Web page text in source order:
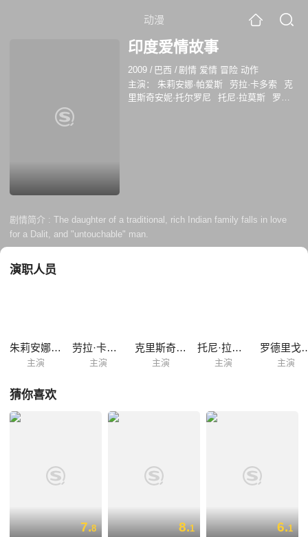
动漫
印度爱情故事
2009 / 巴西 /剧情 爱情 冒险 动作
主演：
朱莉安娜·帕爱斯 劳拉·卡多索
克
里斯奇安妮·托尔罗尼
托尼·拉莫斯
罗德
剧情简介 : The daughter of a traditional, rich Indian family falls in love
for a Dalit, and "untouchable" man.
演职人员
朱莉安娜·帕爱斯
主演
劳拉·卡多索
主演
克里斯奇安妮·托尔罗尼
主演
托尼·拉莫斯
主演
罗德里
主演
猜你喜欢
7.8 8.1 6.1